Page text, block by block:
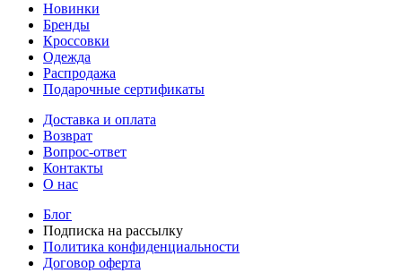
Новинки
Бренды
Кроссовки
Одежда
Распродажа
Подарочные сертификаты
Доставка и оплата
Возврат
Вопрос-ответ
Контакты
О нас
Блог
Подписка на рассылку
Политика конфиденциальности
Договор оферта